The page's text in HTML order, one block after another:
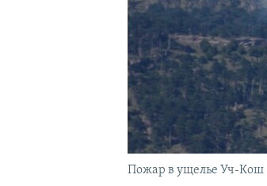
Пожар в ущелье Уч-Кош